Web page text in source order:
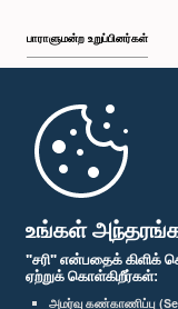
உங்கள்
"சரி" என்பதைக் கிளிக்
ஏற்றுக் கொள்கிறீர்கள்:
அமர்வு கண்காணிப்பு
பாராளுமன்ற உறுப்பினர்கள்
முதற்பக்கம்
பாராளுமன்ற கையடக்க செயலி